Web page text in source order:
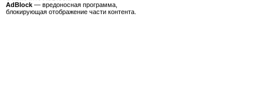
AdBlock — вредоносная программа,
блокирующая отображение части контента.